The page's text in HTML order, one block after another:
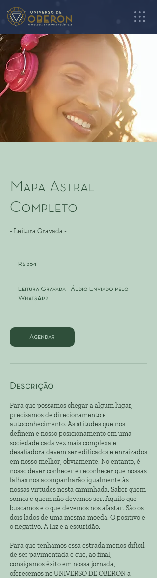
Mapa Astral
Completo
- Leitura Gravada -
brasileiros
R$ 354
Leitura Gravada - Áudio Enviado pelo
WhatsApp
Agendar
Descrição
Para que possamos chegar a algum lugar,
precisamos de direcionamento e
autoconhecimento. As atitudes que nos
definem e nosso posicionamento em uma
sociedade cada vez mais complexa e
desafiadora devem ser edificados e enraizados
em nosso melhor, obviamente. No entanto, é
nosso dever conhecer e reconhecer que nossas
falhas nos acompanharão igualmente às
nossas virtudes nesta caminhada. Saber quem
somos e quem não devemos ser. Aquilo que
buscamos e o que devemos nos afastar. São os
dois lados de uma mesma moeda. O positivo e
o negativo. A luz e a escuridão.
Para que tenhamos essa estrada menos difícil
de ser pavimentada e que, ao final,
consigamos êxito em nossa jornada,
oferecemos no UNIVERSO DE OBERON a